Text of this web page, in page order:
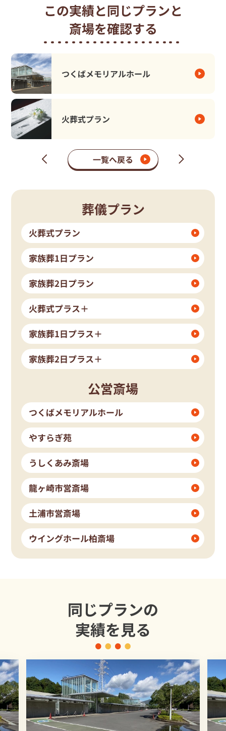
この実績と同じプランと
斎場を確認する
つくばメモリアルホール
火葬式プラン
ー
一覧へ戻る
前
ー
葬儀プラン
火葬式プラン
家族葬1日プラン
家族葬2日プラン
火葬式プラス＋
家族葬1日プラス＋
家族葬2日プラス＋
公営斎場
つくばメモリアルホール
やすらぎ苑
うしくあみ斎場
龍ヶ崎市営斎場
土浦市営斎場
ウイングホール柏斎場
同じプランの
実績を見る